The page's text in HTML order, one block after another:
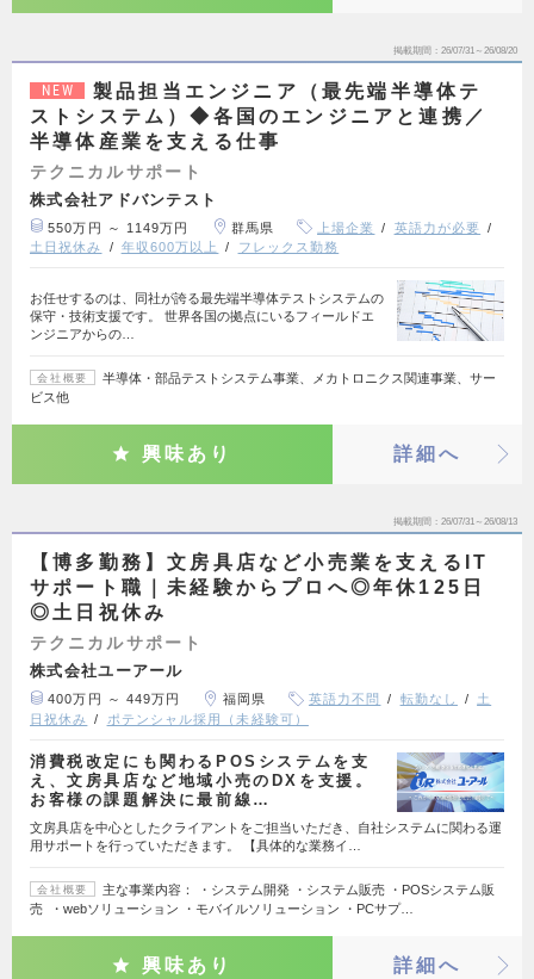
掲載期間 26/07/31～26/08/20
NEW
製品担当エンジニア（最先端半導体テ
ストシステム）◆各国のエンジニアと連携／
半導体産業を支える仕事
テクニカルサポート
株式会社アドバンテスト
550万円 ～ 1149万円 群馬県 上場企業
英語力が必要
土日祝休み
年収600万以上 フレックス勤務
お任せするのは、同社が誇る最先端半導体テストシステムの
保守・技術支援です。 世界各国の拠点にいるフィールドエ
ンジニアからの…
会社概要
半導体・部品テストシステム事業、メカトロニクス関連事業、サー
ビス他
興味あり 詳細へ
掲載期間 26/07/31～26/08/13
【博多勤務】文房具店など小売業を支えるIT
サポート職｜未経験からプロへ◎年休125日
◎土日祝休み
テクニカルサポート
株式会社ユーアール
400万円 ～ 449万円 福岡県 英語力不問 転勤なし
土
日祝休み
ポテンシャル採用（未経験可）
消費税改定にも関わるPOSシステムを支
え、文房具店など地域小売のDXを支援。
お客様の課題解決に最前線…
文房具店を中心としたクライアントをご担当いただき、自社システムに関わる運
用サポートを行っていただきます。 【具体的な業務イ…
会社概要
主な事業内容： ・システム開発 ・システム販売 ・POSシステム販
売 ・webソリューション ・モバイルソリューション ・PCサプ…
興味あり 詳細へ